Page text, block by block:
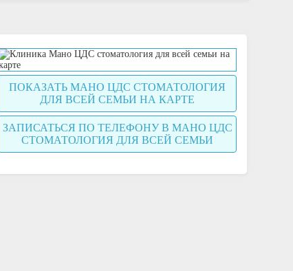
ПОКАЗАТЬ МАНО ЦДС СТОМАТОЛОГИЯ
ДЛЯ ВСЕЙ СЕМЬИ НА КАРТЕ
ЗАПИСАТЬСЯ ПО ТЕЛЕФОНУ В МАНО ЦДС
СТОМАТОЛОГИЯ ДЛЯ ВСЕЙ СЕМЬИ